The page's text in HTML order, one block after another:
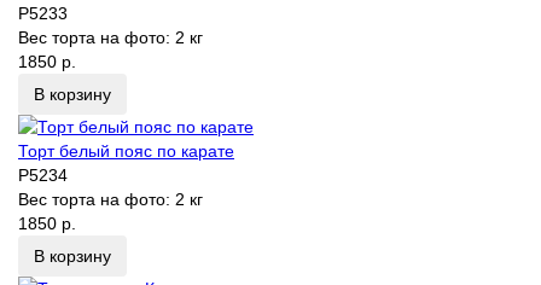
P5233
Вес торта на фото: 2 кг
1850 р.
В корзину
Торт белый пояс по карате
P5234
Вес торта на фото: 2 кг
1850 р.
В корзину